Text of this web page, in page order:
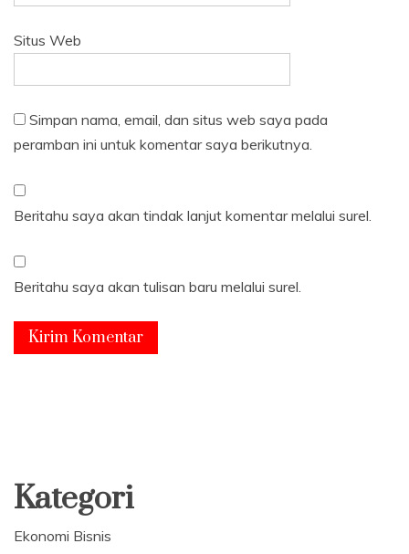
Situs Web
Simpan nama, email, dan situs web saya pada
peramban ini untuk komentar saya berikutnya.
Beritahu saya akan tindak lanjut komentar melalui surel.
Beritahu saya akan tulisan baru melalui surel.
Kategori
Ekonomi Bisnis